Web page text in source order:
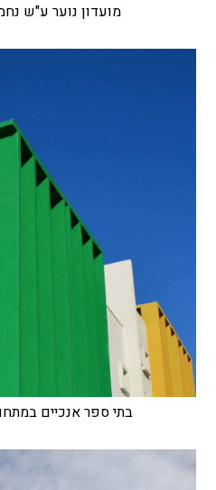
מועדון נוער ע"ש
בתי ספר אנכיים